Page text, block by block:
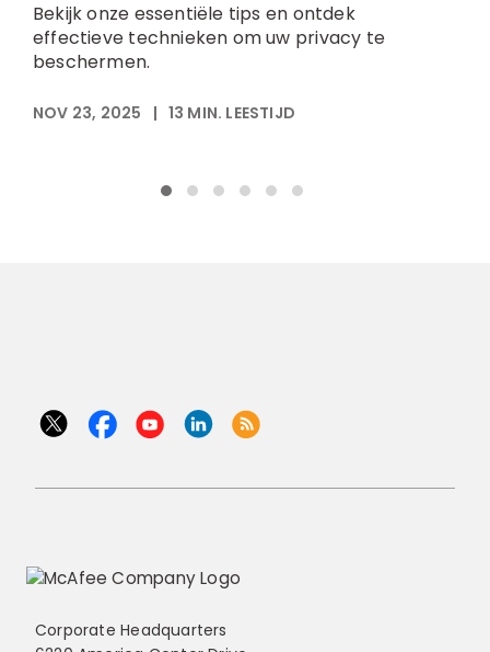
Bekijk onze essentiële tips en ontdek
effectieve technieken om uw privacy te
beschermen.
NOV 23, 2025 | 13 MIN. LEESTIJD
Corporate Headquarters